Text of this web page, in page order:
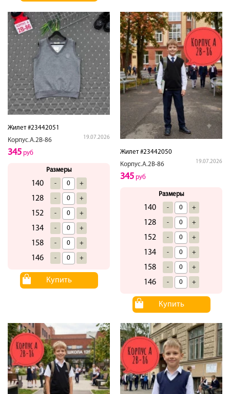
Жилет #23442051
Корпус.А.2В-86
19.07.2026
345 руб
Размеры
140 - +
128 - +
152 - +
134 - +
158 - +
146 - +
Купить
Жилет #23442050
Корпус.А.2В-86
19.07.2026
345 руб
Размеры
140 - +
128 - +
152 - +
134 - +
158 - +
146 - +
Купить